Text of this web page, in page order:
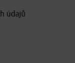
údajů